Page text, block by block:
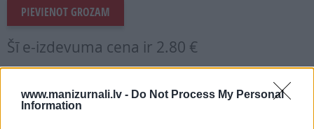
www.manizurnali.lv - Do Not Process My Personal
Information
PIEVIENOT GROZAM
Šī e-izdevuma cena ir 2.80 €